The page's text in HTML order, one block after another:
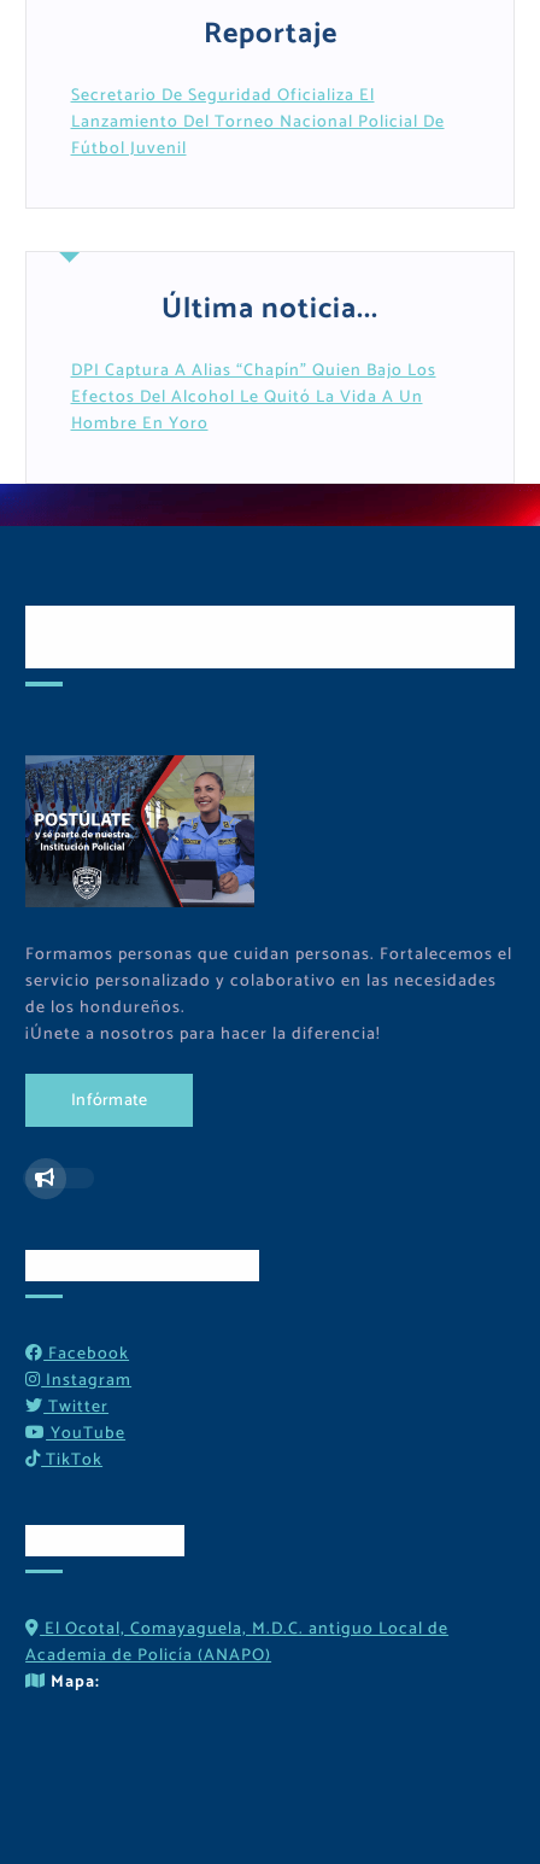
Reportaje
Secretario De Seguridad Oficializa El
Lanzamiento Del Torneo Nacional Policial De
Fútbol Juvenil
Última noticia...
DPI Captura A Alias “Chapín” Quien Bajo Los
Efectos Del Alcohol Le Quitó La Vida A Un
Hombre En Yoro
Formamos personas que cuidan personas. Fortalecemos el
servicio personalizado y colaborativo en las necesidades
de los hondureños.
¡Únete a nosotros para hacer la diferencia!
Infórmate
Facebook
Instagram
Twitter
YouTube
TikTok
El Ocotal, Comayaguela, M.D.C. antiguo Local de
Academia de Policía (ANAPO)
Mapa: